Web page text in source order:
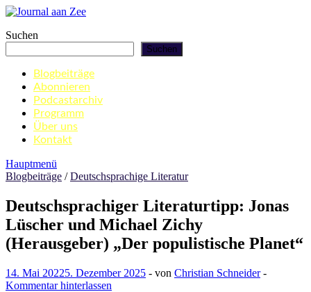
Zum
springen
Journal aan Zee
Suchen
Suchen
Blogbeiträge
Abonnieren
Podcastarchiv
Programm
Über uns
Kontakt
Hauptmenü
Blogbeiträge /Deutschsprachige Literatur
Deutschsprachiger Literaturtipp: Jonas
Lüscher und Michael Zichy
(Herausgeber) „Der populistische Planet“
14. Mai 20225. Dezember 2025 - von Christian Schneider-
Kommentar hinterlassen